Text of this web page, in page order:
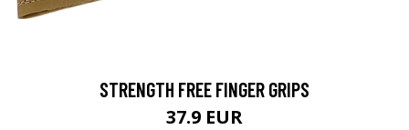
STRENGTH FREE FINGER GRIPS
37.9 EUR